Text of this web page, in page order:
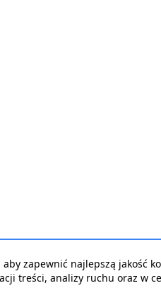
zapewnić najlepszą jakość
treści, analizy ruchu oraz w